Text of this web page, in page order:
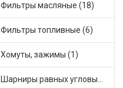
Фильтры масляные (18)
Фильтры топливные (6)
Хомуты, зажимы (1)
Шарниры равных угловых скоростей, приводные валы (31)